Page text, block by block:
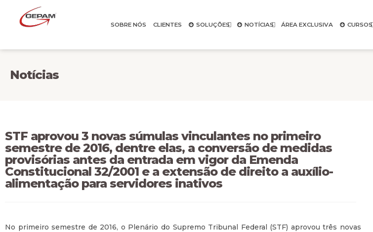
SOBRE NÓS CLIENTES SOLUÇÕES NOTÍCIAS ÁREA EXCLUSIVA CURSOS
Notícias
STF aprovou 3 novas súmulas vinculantes no primeiro
semestre de 2016, dentre elas, a conversão de medidas
provisórias antes da entrada em vigor da Emenda
Constitucional 32/2001 e a extensão de direito a auxílio-
alimentação para servidores inativos
No primeiro semestre de 2016, o Plenário do Supremo Tribunal Federal (STF) aprovou três novas